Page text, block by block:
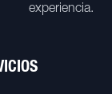
experiencia.